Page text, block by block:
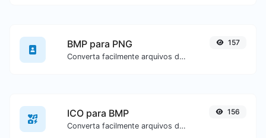
BMP para PNG
Converta facilmente arquivos de imagem BMP para PNG.
157
ICO para BMP
Converta facilmente arquivos de imagem ICO para BMP.
156